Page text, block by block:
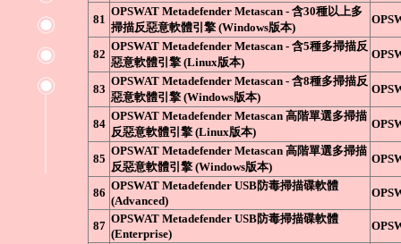
81
OPSWAT Metadefender Metascan - 含30種以上多
掃描反惡意軟體引擎 (Windows版本)
82
OPSWAT Metadefender Metascan - 含5種多掃描反
惡意軟體引擎 (Linux版本)
83
OPSWAT Metadefender Metascan - 含8種多掃描反
惡意軟體引擎 (Windows版本)
84
OPSWAT Metadefender Metascan 高階單選多掃描
反惡意軟體引擎 (Linux版本)
85
OPSWAT Metadefender Metascan 高階單選多掃描
反惡意軟體引擎 (Windows版本)
86
OPSWAT Metadefender USB防毒掃描碟軟體
(Advanced)
87
OPSWAT Metadefender USB防毒掃描碟軟體
(Enterprise)